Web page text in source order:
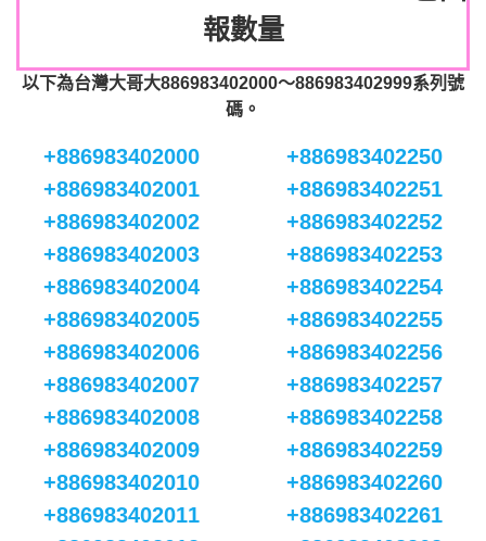
報數量
以下為台灣大哥大886983402000～886983402999系列號
碼。
+886983402000
+886983402001
+886983402002
+886983402003
+886983402004
+886983402005
+886983402006
+886983402007
+886983402008
+886983402009
+886983402010
+886983402011
+886983402250
+886983402251
+886983402252
+886983402253
+886983402254
+886983402255
+886983402256
+886983402257
+886983402258
+886983402259
+886983402260
+886983402261